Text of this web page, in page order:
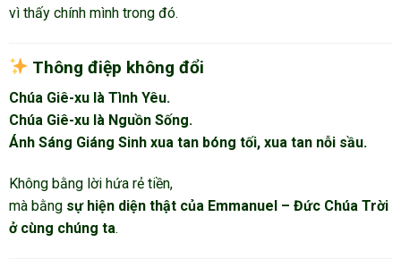
vì thấy chính mình trong đó.
Thông điệp không đổi
Chúa Giê-xu là Tình Yêu.
Chúa Giê-xu là Nguồn Sống.
Ánh Sáng Giáng Sinh xua tan bóng tối, xua tan nỗi sầu.
Không bằng lời hứa rẻ tiền,
mà bằng sự hiện diện thật của Emmanuel – Đức Chúa Trời
ở cùng chúng ta.